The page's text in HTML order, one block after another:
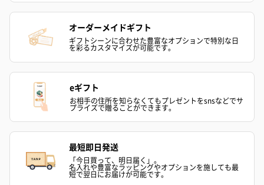
リラックスグッズを同梱してお届けします。
かき氷入浴剤4点セット
（ブルー）（748円）
かき氷入浴剤4点セット
（イエロー）（748円）
バスフラワー
オーダーメイドギフト
ギフトシーンに合わせた豊富なオプションで特別な日
を彩るカスタマイズが可能です。
eギフト
お相手の住所を知らなくてもプレゼントをsnsなどでサ
プライズで贈ることができます。
最短即日発送
「今日買って、明日届く」。
名入れや豊富なラッピングやオプションを施しても最
短で翌日にお届けが可能です。